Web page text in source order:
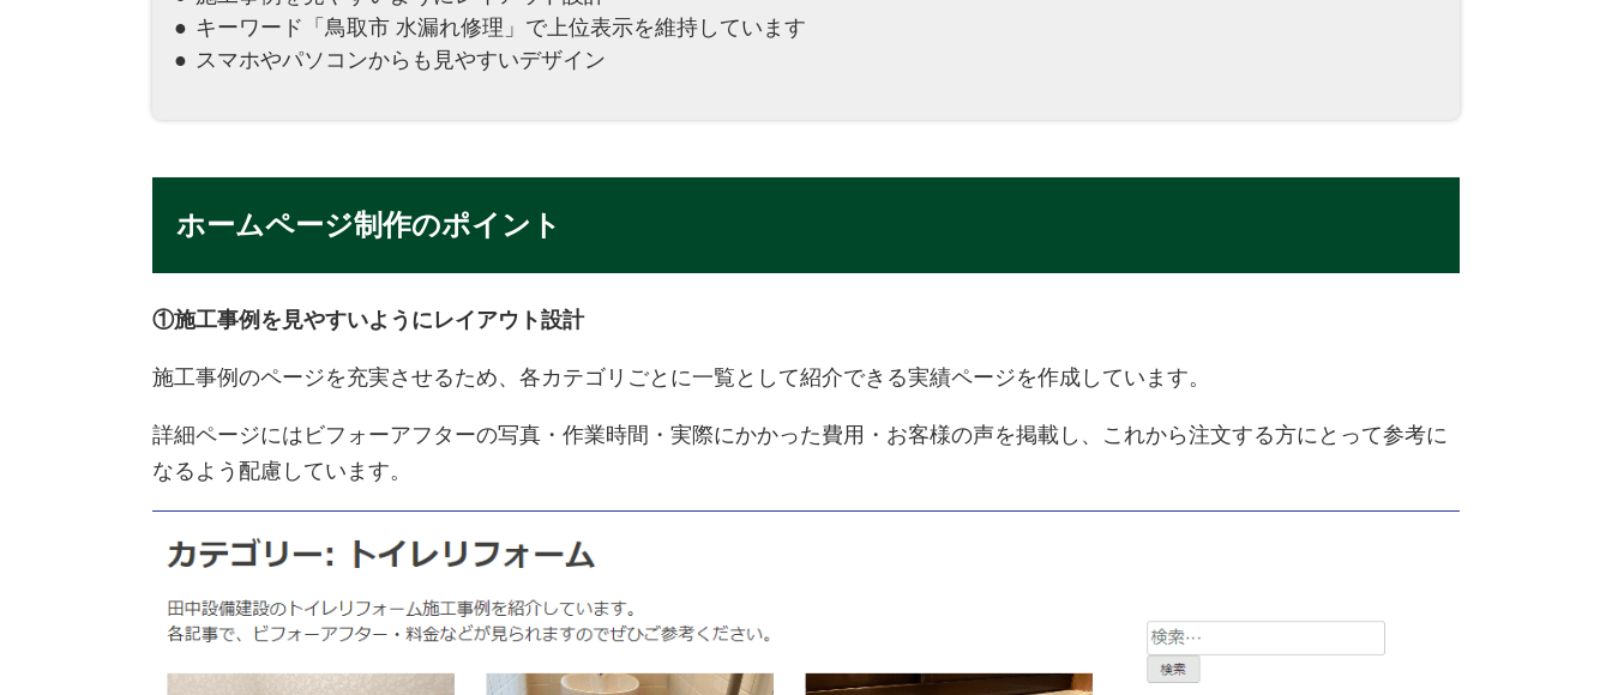
キーワード「鳥取市 水漏れ修理」で上位表示を維持しています
スマホやパソコンからも見やすいデザイン
ホームページ制作のポイント
①施工事例を見やすいようにレイアウト設計
施工事例のページを充実させるため、各カテゴリごとに一覧として紹介できる実績ページを作成しています。
詳細ページにはビフォーアフターの写真・作業時間・実際にかかった費用・お客様の声を掲載し、これから注文する方にとって参考に
なるよう配慮しています。